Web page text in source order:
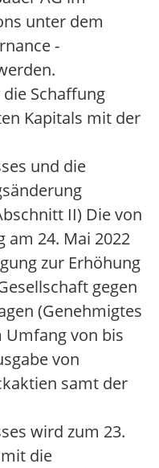
unter dem
-
Schaffung
Kapitals mit der
und die
II) Die von
24. Mai 2022
zur Erhöhung
gegen
(Genehmigtes
Umfang von bis
von
samt der
wird zum 23.
die